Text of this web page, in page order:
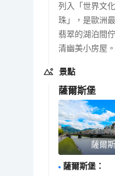
列入「世界文
珠」，是歐洲
翡翠的湖泊間
清幽美小房屋。
景點
薩爾斯堡
薩爾
薩爾斯堡 ：